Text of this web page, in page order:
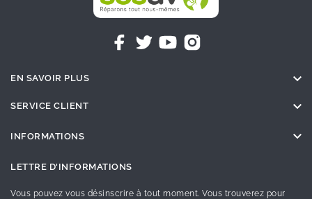
EN SAVOIR PLUS 
SERVICE CLIENT 
INFORMATIONS 
LETTRE D'INFORMATIONS
Vous pouvez vous désinscrire à tout moment. Vous trouverez pour